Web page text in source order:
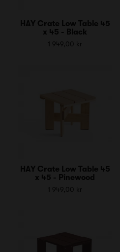
HAY Crate Low Table 45
x 45 - Black
1 949,00 kr
HAY Crate Low Table 45
x 45 - Pinewood
1 949,00 kr